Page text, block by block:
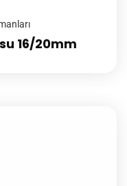
16/20mm